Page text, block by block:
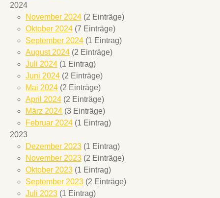
2024
November 2024 (2 Einträge)
Oktober 2024 (7 Einträge)
September 2024 (1 Eintrag)
August 2024 (2 Einträge)
Juli 2024 (1 Eintrag)
Juni 2024 (2 Einträge)
Mai 2024 (2 Einträge)
April 2024 (2 Einträge)
März 2024 (3 Einträge)
Februar 2024 (1 Eintrag)
2023
Dezember 2023 (1 Eintrag)
November 2023 (2 Einträge)
Oktober 2023 (1 Eintrag)
September 2023 (2 Einträge)
Juli 2023 (1 Eintrag)